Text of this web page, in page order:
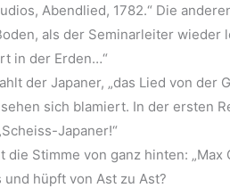
Abendlied, 1782.“ Die
als der Seminarleiter wieder
in der Erden…“
der Japaner, „das Lied von der
sich blamiert. In der ersten
Japaner!“
die Stimme von ganz hinten: „Max
und hüpft von Ast zu Ast?